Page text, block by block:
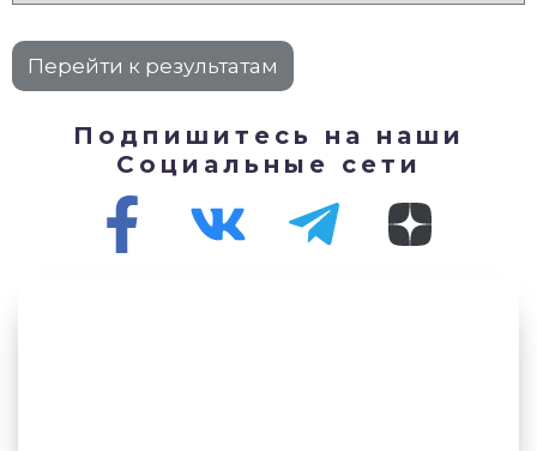
Подпишитесь на наши
Социальные сети